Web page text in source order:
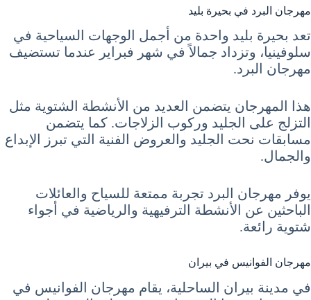
مهرجان البرد في بحيرة بليد
تعد بحيرة بليد واحدة من أجمل الوجهات السياحية في
سلوفينيا، وتزداد جمالاً في شهر فبراير عندما تستضيف
مهرجان البرد.
هذا المهرجان يتضمن العديد من الأنشطة الشتوية مثل
التزلج على الجليد وركوب الزلاجات. كما يتضمن
مسابقات نحت الجليد والعروض الفنية التي تبرز الإبداع
والجمال.
يوفر مهرجان البرد تجربة ممتعة للسياح والعائلات
الباحثين عن الأنشطة الترفيهية والرياضية في أجواء
شتوية رائعة.
مهرجان الفوانيس في بيران
في مدينة بيران الساحلية، يقام مهرجان الفوانيس في